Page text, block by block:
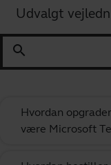
Udvalgt
search
Hvordan
være Microsoft